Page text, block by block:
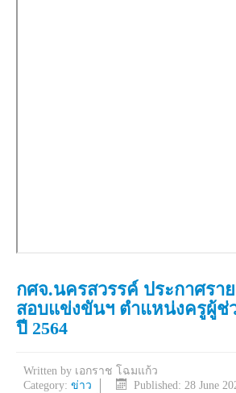
กศจ.นครสวรรค์ ประกาศรา
สอบแข่งขันฯ ตำแหน่งครูผู้ช่
ปี 2564
Written by เอกราช โฉมแก้ว
Category: ข่าว
Published: 28 June